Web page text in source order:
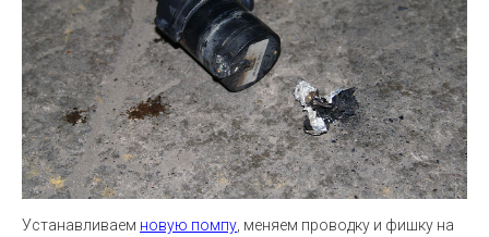
Устанавливаем новую помпу , меняем проводку и фишку на